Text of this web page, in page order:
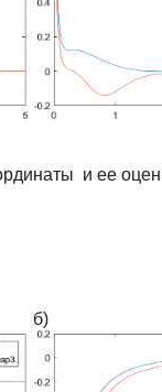
и ее
б)